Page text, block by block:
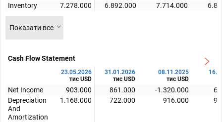
Inventory 7.278.000 6.892.000 7.714.000
Показати все
Cash Flow Statement
23.05.2026
тис USD
31.01.2026
тис USD
08.11.2025
тис USD
Net Income 903.000 861.000 -1.320.000
Depreciation
And
Amortization
1.168.000 722.000 916.000